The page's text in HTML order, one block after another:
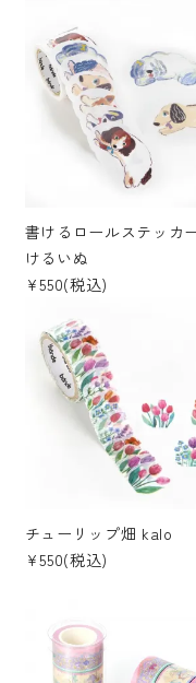
書けるロールステッ
けるいぬ
¥550(税込)
チューリップ畑 kalo
¥550(税込)